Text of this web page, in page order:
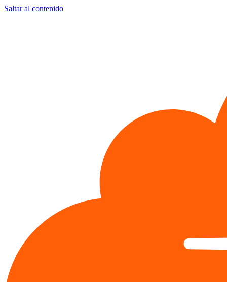
Saltar al contenido